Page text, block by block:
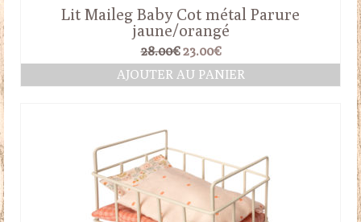
Lit Maileg Baby Cot métal Parure
jaune/orangé
28.00€ Le
prix
initial
23.00€Le
prix
actuel
AJOUTER AU PANIER